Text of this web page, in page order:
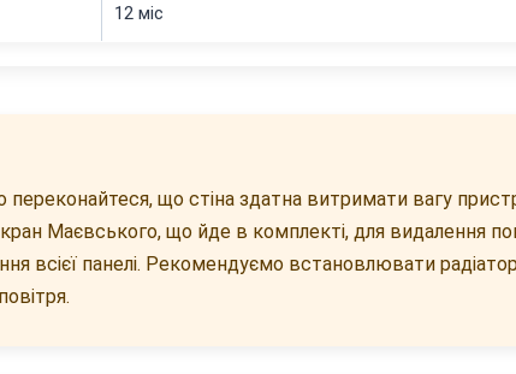
12 міс
переконайтеся, що стіна здатна витримати вагу
Маєвського, що йде в комплекті, для видалення
всієї панелі. Рекомендуємо встановлювати